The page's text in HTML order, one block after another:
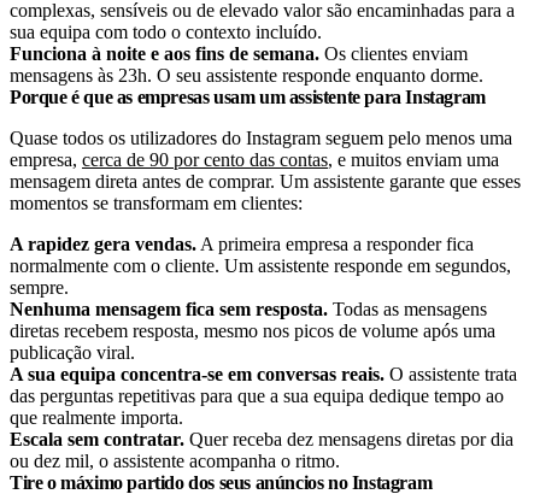
complexas, sensíveis ou de elevado valor são encaminhadas para a
sua equipa com todo o contexto incluído.
Funciona à noite e aos fins de semana. Os clientes enviam
mensagens às 23h. O seu assistente responde enquanto dorme.
Porque é que as empresas usam um assistente para Instagram
Quase todos os utilizadores do Instagram seguem pelo menos uma
empresa, cerca de 90 por cento das contas, e muitos enviam uma
mensagem direta antes de comprar. Um assistente garante que esses
momentos se transformam em clientes:
A rapidez gera vendas. A primeira empresa a responder fica
normalmente com o cliente. Um assistente responde em segundos,
sempre.
Nenhuma mensagem fica sem resposta. Todas as mensagens
diretas recebem resposta, mesmo nos picos de volume após uma
publicação viral.
A sua equipa concentra-se em conversas reais. O assistente trata
das perguntas repetitivas para que a sua equipa dedique tempo ao
que realmente importa.
Escala sem contratar. Quer receba dez mensagens diretas por dia
ou dez mil, o assistente acompanha o ritmo.
Tire o máximo partido dos seus anúncios no Instagram